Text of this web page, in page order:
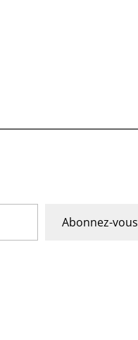
Abonnez-vous